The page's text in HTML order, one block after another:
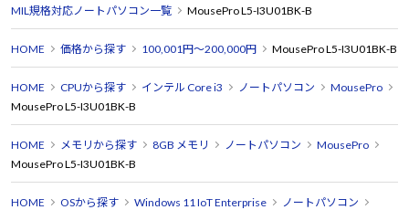
MIL規格対応ノートパソコン一覧
MousePro L5-I3U01BK-B
HOME 価格から探す 100,001円～200,000円 MousePro L5-I3U01BK-B
HOME CPUから探す インテル Core i3 ノートパソコン
MousePro
MousePro L5-I3U01BK-B
HOME メモリから探す 8GB メモリ ノートパソコン
MousePro
MousePro L5-I3U01BK-B
HOME OSから探す Windows 11 IoT Enterprise
ノートパソコン